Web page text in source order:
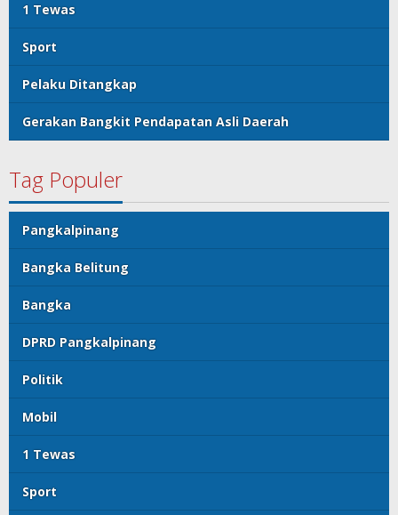
1 Tewas
Sport
Pelaku Ditangkap
Gerakan Bangkit Pendapatan Asli Daerah
Tag Populer
Pangkalpinang
Bangka Belitung
Bangka
DPRD Pangkalpinang
Politik
Mobil
1 Tewas
Sport